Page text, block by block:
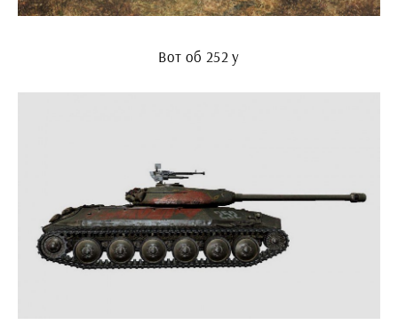
Вот об 252 у